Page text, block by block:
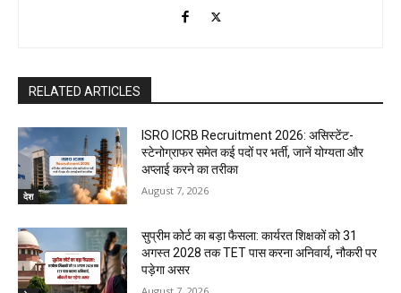
RELATED ARTICLES
देश
ISRO ICRB Recruitment 2026: असिस्टेंट-
स्टेनोग्राफर समेत कई पदों पर भर्ती, जानें योग्यता और
अप्लाई करने का तरीका
August 7, 2026
सुप्रीम कोर्ट का बड़ा फैसला: कार्यरत शिक्षकों को 31
अगस्त 2028 तक TET पास करना अनिवार्य, नौकरी पर
पड़ेगा असर